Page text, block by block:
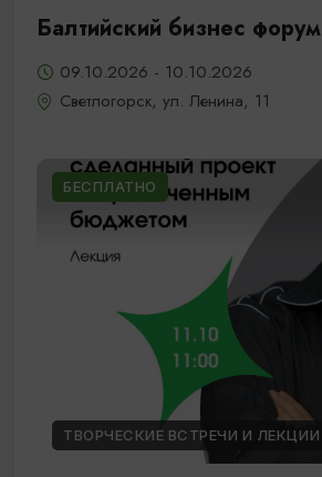
Балтийский бизнес форум
09.10.2026 - 10.10.2026
Светлогорск, ул. Ленина, 11
БЕСПЛАТНО
ТВОРЧЕСКИЕ ВСТРЕЧИ И ЛЕКЦИИ